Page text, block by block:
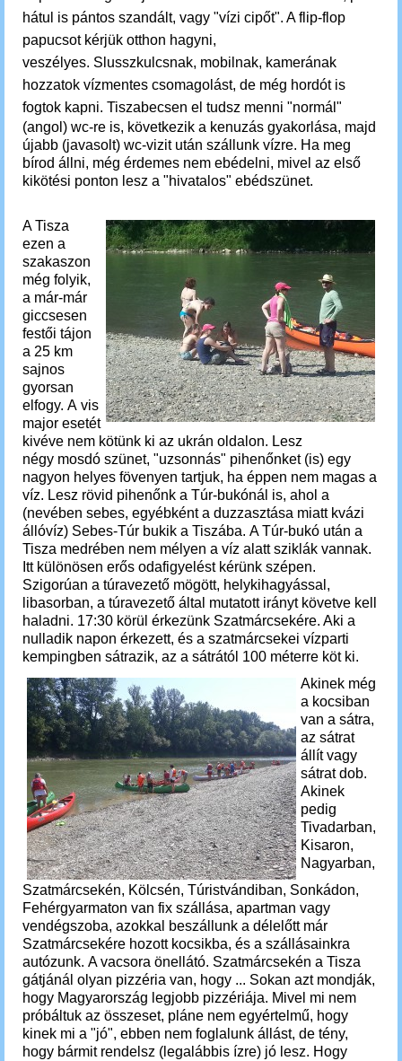
hátul is pántos szandált, vagy "vízi cipőt". A flip-flop
papucsot kérjük otthon hagyni,
veszélyes. Slusszkulcsnak, mobilnak, kamerának
hozzatok vízmentes csomagolást, de még hordót is
fogtok kapni. Tiszabecsen el tudsz menni "normál"
(angol) wc-re is, következik a kenuzás gyakorlása, majd
újabb (javasolt) wc-vizit után szállunk vízre. Ha meg
bírod állni, még érdemes nem ebédelni, mivel az első
kikötési ponton lesz a "hivatalos" ebédszünet.
A Tisza
ezen a
szakaszon
még folyik,
a már-már
giccsesen
festői tájon
a 25 km
sajnos
gyorsan
elfogy. A vis
major esetét
kivéve nem kötünk ki az ukrán oldalon. Lesz
négy mosdó szünet, "uzsonnás" pihenőnket (is) egy
nagyon helyes fövenyen tartjuk, ha éppen nem magas a
víz. Lesz rövid pihenőnk a Túr-bukónál is, ahol a
(nevében sebes, egyébként a duzzasztása miatt kvázi
állóvíz) Sebes-Túr bukik a Tiszába. A Túr-bukó után a
Tisza medrében nem mélyen a víz alatt sziklák vannak.
Itt különösen erős odafigyelést kérünk szépen.
Szigorúan a túravezető mögött, helykihagyással,
libasorban, a túravezető által mutatott irányt követve kell
haladni. 17:30 körül érkezünk Szatmárcsekére. Aki a
nulladik napon érkezett, és a szatmárcsekei vízparti
kempingben sátrazik, az a sátrától 100 méterre köt ki.
Akinek még
a kocsiban
van a sátra,
az sátrat
állít vagy
sátrat dob.
Akinek
pedig
Tivadarban,
Kisaron,
Nagyarban,
Szatmárcsekén, Kölcsén, Túristvándiban, Sonkádon,
Fehérgyarmaton van fix szállása, apartman vagy
vendégszoba, azokkal beszállunk a délelőtt már
Szatmárcsekére hozott kocsikba, és a szállásainkra
autózunk. A vacsora önellátó. Szatmárcsekén a Tisza
gátjánál olyan pizzéria van, hogy ... Sokan azt mondják,
hogy Magyarország legjobb pizzériája. Mivel mi nem
próbáltuk az összeset, pláne nem egyértelmű, hogy
kinek mi a "jó", ebben nem foglalunk állást, de tény,
hogy bármit rendelsz (legalábbis ízre) jó lesz. Hogy